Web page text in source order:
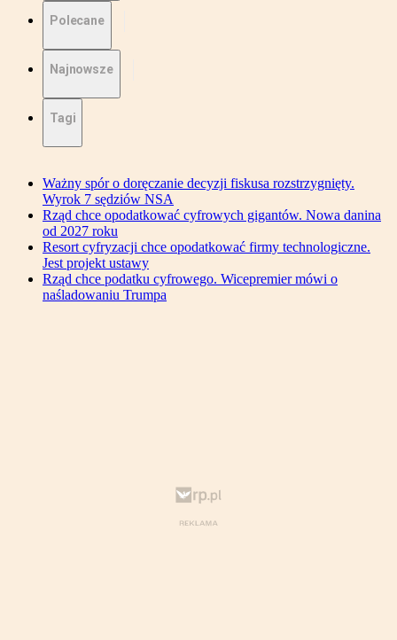
Polecane
Najnowsze
Tagi
Ważny spór o doręczanie decyzji fiskusa rozstrzygnięty.
Wyrok 7 sędziów NSA
Rząd chce opodatkować cyfrowych gigantów. Nowa danina
od 2027 roku
Resort cyfryzacji chce opodatkować firmy technologiczne.
Jest projekt ustawy
Rząd chce podatku cyfrowego. Wicepremier mówi o
naśladowaniu Trumpa